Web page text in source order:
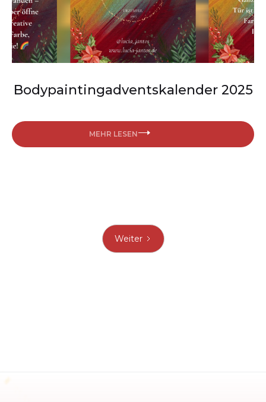
Bodypaintingadventskalender 2025
MEHR LESEN
Weiter